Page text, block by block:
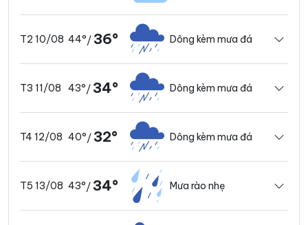
T2 10/08 44°/ 36° Dông kèm mưa đá
T3 11/08 43°/ 34° Dông kèm mưa đá
T4 12/08 40°/ 32° Dông kèm mưa đá
T5 13/08 43°/ 34° Mưa rào nhẹ